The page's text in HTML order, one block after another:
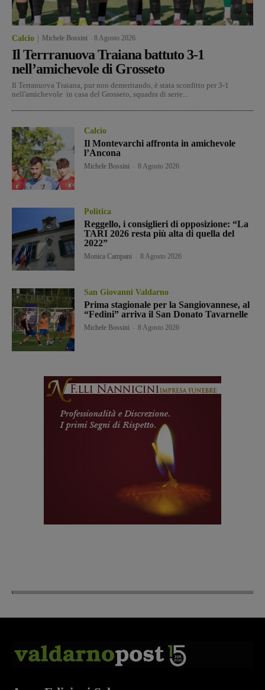
Calcio Michele Bossini 8 Agosto 2026
Il Terrranuova Traiana battuto 3-1
nell’amichevole di Grosseto
Il Terranuova Traiana, pur non demeritando, è stata sconfitto per 3-1
nell'amichevole in casa del Grosseto, squadra di serie...
Calcio
Il Montevarchi affronta in amichevole
l’Ancona
Michele Bossini 8 Agosto 2026
Politica
Reggello, i consiglieri di opposizione: “La
TARI 2026 resta più alta di quella del
2022”
Monica Campani 8 Agosto 2026
San Giovanni Valdarno
Prima stagionale per la Sangiovannese, al
“Fedini” arriva il San Donato Tavarnelle
Michele Bossini 8 Agosto 2026